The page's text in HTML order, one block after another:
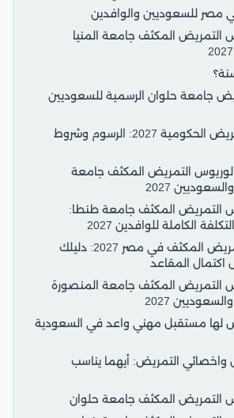
مصر للسعوديين والوافدين
التمريض المكثف جامعة المنيا
جامعة حلوان الرسمية للسعوديين
مصاريف كلية التمريض الحكومية 2027: الرسوم وشروط
التمريض المكثف جامعة
2027
التمريض المكثف جامعة طنطا:
الكاملة للوافدين 2027
مواعيد تقديم التمريض المكثف في مصر 2027: دليلك
اكتمال المقاعد
التمريض المكثف جامعة المنصورة
2027
لها مستقبل مهني واعد في السعودية
واخصائي التمريض: أيهما يناسب
التمريض المكثف جامعة حلوان